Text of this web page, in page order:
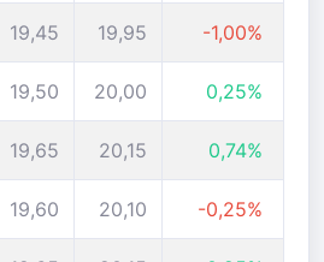
19,45 19,95 -1,00%
19,50 20,00 0,25%
19,65 20,15 0,74%
19,60 20,10 -0,25%